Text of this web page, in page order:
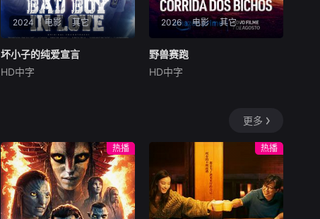
时候，他们依旧像没有长大的
孩子。可时间不会听你解释，
它已经熟练的将你送入人生的
另一个轨道。他们开始慌张，
计划逃跑。像失恋的少女一
般，指责对方的背叛，同时谁
2024 电影 其它
坏小子的纯爱宣言
青春新篇章。
坏小子的纯爱宣言
HD中字
2026 电影 其它
野兽赛跑
马修斯·阿布雷乌
人们沉迷于血腥竞技。一位抵
遇比死亡更惨烈的命运，被迫
卷入一场暴力而高风险的竞
赛。
野兽赛跑
HD中字
更多
热播 热播